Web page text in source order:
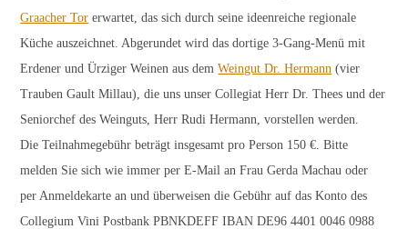
Graacher Tor erwartet, das sich durch seine ideenreiche regionale
Küche auszeichnet. Abgerundet wird das dortige 3-Gang-Menü mit
Erdener und Ürziger Weinen aus demWeingut Dr. Hermann (vier
Trauben Gault Millau), die uns unser Collegiat Herr Dr. Thees und der
Seniorchef des Weinguts, Herr Rudi Hermann, vorstellen werden.
Die Teilnahmegebühr beträgt insgesamt pro Person 150 €. Bitte
melden Sie sich wie immer per E-Mail an Frau Gerda Machau oder
per Anmeldekarte an und überweisen die Gebühr auf das Konto des
Collegium Vini Postbank PBNKDEFF IBAN DE96 4401 0046 0988